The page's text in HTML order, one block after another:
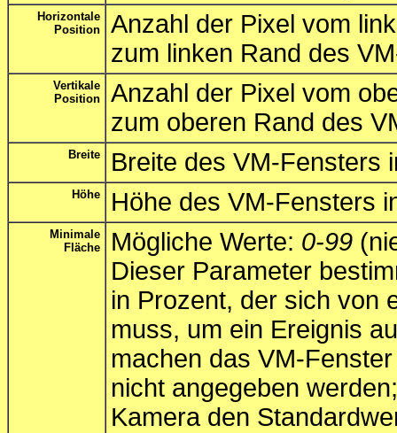
Horizontale
Position
Anzahl der Pixel vom
zum linken Rand des
Vertikale
Position
Anzahl der Pixel vom
zum oberen Rand des
Breite Breite des VM-Fensters
Höhe Höhe des VM-Fensters
Minimale
Fläche
Mögliche Werte: 0-99
Dieser Parameter
in Prozent, der sich von
muss, um ein Ereignis
machen das VM-
nicht angegeben
Kamera den